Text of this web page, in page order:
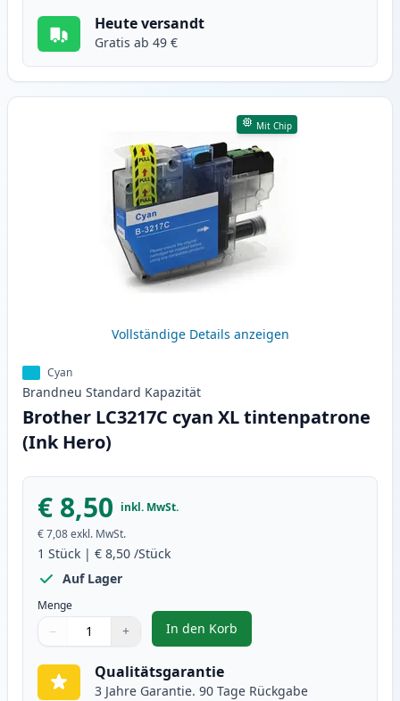
Heute versandt
Gratis ab 49 €
Mit Chip
Vollständige Details anzeigen
Cyan
Brandneu Standard Kapazität
Brother LC3217C cyan XL tintenpatrone
(Ink Hero)
€ 8,50 inkl. MwSt.
€ 7,08exkl. MwSt.
1 Stück | € 8,50 /Stück
Auf Lager
Menge
Verwenden Sie die Tasten, um anzupassen
− +
1
In den Korb
, Brother LC3217C cyan XL
Qualitätsgarantie
3 Jahre Garantie. 90 Tage Rückgabe